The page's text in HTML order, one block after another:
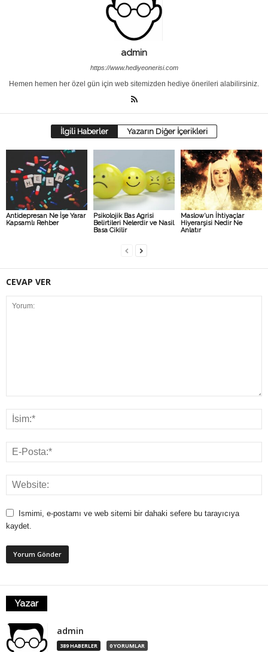
admin
https://www.hediyeonerisi.com
Hemen hemen her özel gün için web sitemizden hediye önerileri alabilirsiniz.
İlgili Haberler Yazarın Diğer İçerikleri
Antidepresan Ne İşe Yarar
Kapsamlı Rehber
Psikolojik Bas Agrisi
Belirtileri Nelerdir ve Nasil
Basa Cikilir
Maslow’un İhtiyaçlar
Hiyerarşisi Nedir Ne
Anlatır
CEVAP VER
Ismimi, e-postamı ve web sitemi bir dahaki sefere bu tarayıcıya
kaydet.
Yazar
admin
389 HABERLER 0 YORUMLAR